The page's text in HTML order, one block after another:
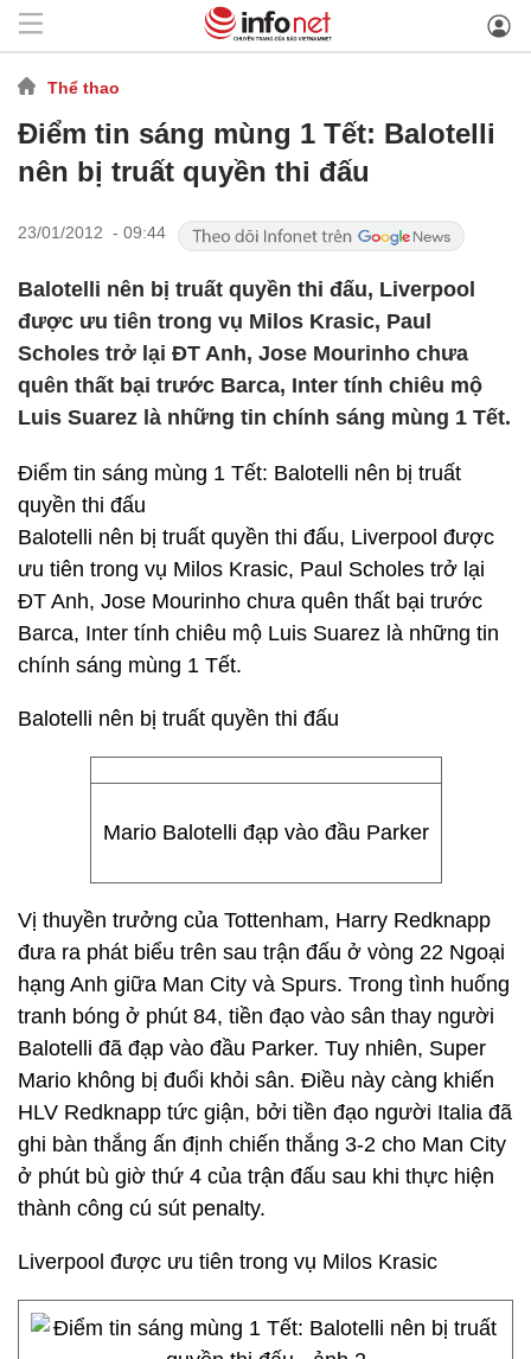
Thể thao
Điểm tin sáng mùng 1 Tết: Balotelli
nên bị truất quyền thi đấu
23/01/2012 - 09:44
Balotelli nên bị truất quyền thi đấu, Liverpool
được ưu tiên trong vụ Milos Krasic, Paul
Scholes trở lại ĐT Anh, Jose Mourinho chưa
quên thất bại trước Barca, Inter tính chiêu mộ
Luis Suarez là những tin chính sáng mùng 1 Tết.
Điểm tin sáng mùng 1 Tết: Balotelli nên bị truất
quyền thi đấu
Balotelli nên bị truất quyền thi đấu, Liverpool được
ưu tiên trong vụ Milos Krasic, Paul Scholes trở lại
ĐT Anh, Jose Mourinho chưa quên thất bại trước
Barca, Inter tính chiêu mộ Luis Suarez là những tin
chính sáng mùng 1 Tết.
Balotelli nên bị truất quyền thi đấu
Mario Balotelli đạp vào đầu Parker
Vị thuyền trưởng của Tottenham, Harry Redknapp
đưa ra phát biểu trên sau trận đấu ở vòng 22 Ngoại
hạng Anh giữa Man City và Spurs. Trong tình huống
tranh bóng ở phút 84, tiền đạo vào sân thay người
Balotelli đã đạp vào đầu Parker. Tuy nhiên, Super
Mario không bị đuổi khỏi sân. Điều này càng khiến
HLV Redknapp tức giận, bởi tiền đạo người Italia đã
ghi bàn thắng ấn định chiến thắng 3-2 cho Man City
ở phút bù giờ thứ 4 của trận đấu sau khi thực hiện
thành công cú sút penalty.
Liverpool được ưu tiên trong vụ Milos Krasic